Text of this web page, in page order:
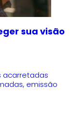
sua visão
acarretadas
emissão